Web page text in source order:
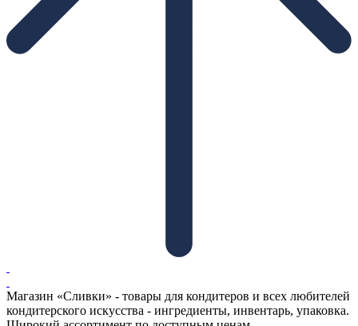
Магазин «Сливки» - товары для кондитеров и всех любителей
кондитерского искусства - ингредиенты, инвентарь, упаковка.